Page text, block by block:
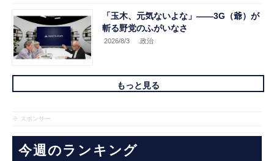
「玉木、元気ないよな」――3G（爺）が
斬る野党のふがいなさ
2026/8/3 .政治
もっと見る
※ スポンサー
今週のランキング